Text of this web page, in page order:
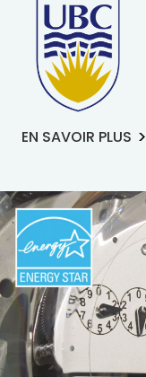
EN SAVOIR PLUS